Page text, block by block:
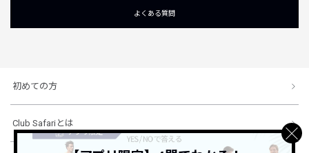
よくある質問
初めての方
Club Safariとは